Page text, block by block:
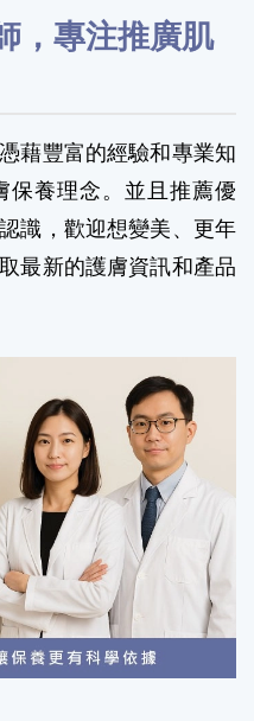
，專注推廣肌
藉豐富的經驗和專業知
保養理念。並且推薦優
識，歡迎想變美、更年
最新的護膚資訊和產品